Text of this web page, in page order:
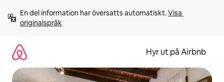
innehåll
En del information har översatts automatiskt. Visa
originalspråk
Hyr ut på Airbnb